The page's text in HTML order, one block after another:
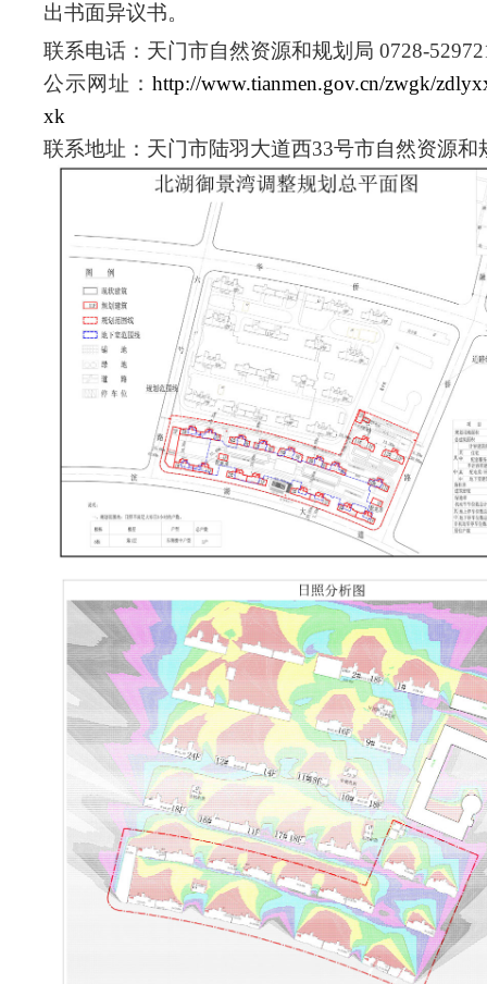
出书面异议书。
联系电话：天门市自然资源和规划局 0728-
公示网址： http://www.tianmen.gov.cn/zwgk/
xk
联系地址：天门市陆羽大道西33号市自然资源和